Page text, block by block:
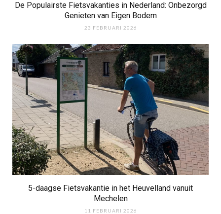
De Populairste Fietsvakanties in Nederland: Onbezorgd
Genieten van Eigen Bodem
23 FEBRUARI 2026
5-daagse Fietsvakantie in het Heuvelland vanuit
Mechelen
11 FEBRUARI 2026